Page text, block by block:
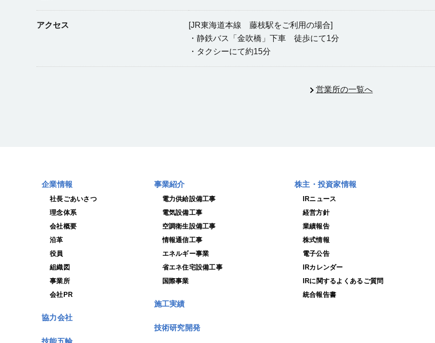
アクセス
[JR東海道本線 藤枝駅をご利用の場合]
・静鉄バス「金吹橋」下車 徒歩にて1分
・タクシーにて約15分
営業所の一覧へ
企業情報
社長ごあいさつ
理念体系
会社概要
沿革
役員
組織図
事業所
会社PR
協力会社
技能五輪
事業紹介
電力供給設備工事
電気設備工事
空調衛生設備工事
情報通信工事
エネルギー事業
省エネ住宅設備工事
国際事業
施工実績
技術研究開発
株主・投資家情報
IRニュース
経営方針
業績報告
株式情報
電子公告
IRカレンダー
IRに関するよくあるご質問
統合報告書